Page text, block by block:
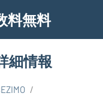
料無料
細情報